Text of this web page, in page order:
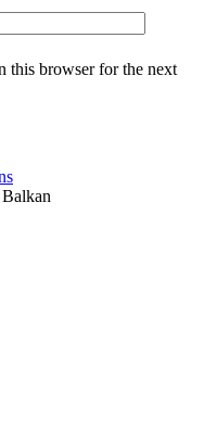
this browser for the next